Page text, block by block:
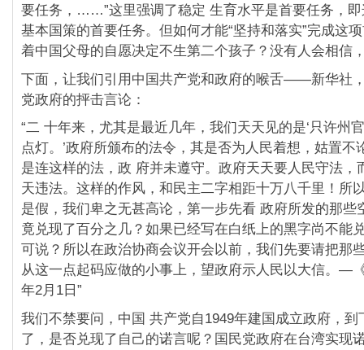
要任务，……”这里强调了稳定 生育水平是首要任务，即
基本国策的首要任务。但如何才能“坚持和落实”完成这
着中国父母的自愿决定不生第二个孩子？没有人会相信
下面，让我们引用中国共产党和政府的喉舌——新华社
党政府的抨击言论：
“二 十年来，尤其是最近几年，我们天天见的是‘只许州
点灯。’政府所颁布的法令，其是否为人民着想，姑置不
是连这样的法，政 府并未遵守。政府天天要人民守法，
天违法。这样的作风，和民主二字相距十万八千里！所
是假，我们卑之无甚高论，第一步先看 政府所发的那些
竟兑现了百分之几？如果已经写在白纸上的黑字尚不能
可说？所以在政治协商会议开会以前，我们先要请把那
从这一点起码应做的小事上，望政府示人民以大信。—
年2月1日”
我们不禁要问，中国 共产党自1949年建国成立政府，到
了，是否兑现了自己的诺言呢？国民党政府在台湾实现